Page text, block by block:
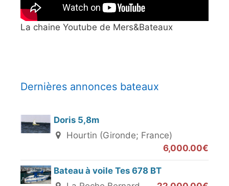
La chaine Youtube de Mers&Bateaux
Dernières annonces bateaux
Doris 5,8m
Hourtin (Gironde; France)
6,000.00€
Bateau à voile Tes 678 BT